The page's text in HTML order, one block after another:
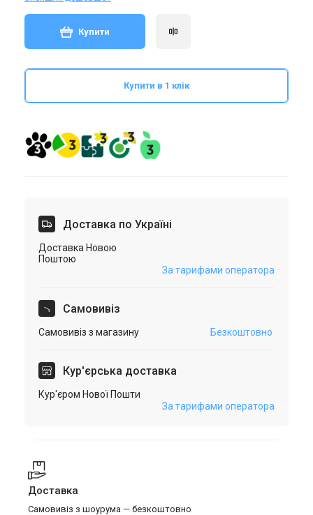
Купити
Купити в 1 клік
Доставка по Україні
Доставка Новою
Поштою
За тарифами оператора
Самовивіз
Самовивіз з магазину Безкоштовно
Кур'єрська доставка
Кур'єром Нової Пошти
За тарифами оператора
Доставка
Самовивіз з шоурума — безкоштовно